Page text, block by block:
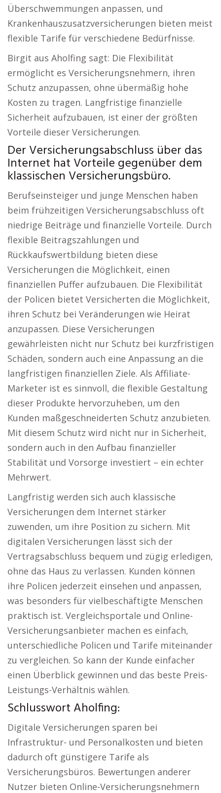
Überschwemmungen anpassen, und
Krankenhauszusatzversicherungen bieten meist
flexible Tarife für verschiedene Bedürfnisse.
Birgit aus Aholfing sagt: Die Flexibilität
ermöglicht es Versicherungsnehmern, ihren
Schutz anzupassen, ohne übermäßig hohe
Kosten zu tragen. Langfristige finanzielle
Sicherheit aufzubauen, ist einer der größten
Vorteile dieser Versicherungen.
Der Versicherungsabschluss über das
Internet hat Vorteile gegenüber dem
klassischen Versicherungsbüro.
Berufseinsteiger und junge Menschen haben
beim frühzeitigen Versicherungsabschluss oft
niedrige Beiträge und finanzielle Vorteile. Durch
flexible Beitragszahlungen und
Rückkaufswertbildung bieten diese
Versicherungen die Möglichkeit, einen
finanziellen Puffer aufzubauen. Die Flexibilität
der Policen bietet Versicherten die Möglichkeit,
ihren Schutz bei Veränderungen wie Heirat
anzupassen. Diese Versicherungen
gewährleisten nicht nur Schutz bei kurzfristigen
Schäden, sondern auch eine Anpassung an die
langfristigen finanziellen Ziele. Als Affiliate-
Marketer ist es sinnvoll, die flexible Gestaltung
dieser Produkte hervorzuheben, um den
Kunden maßgeschneiderten Schutz anzubieten.
Mit diesem Schutz wird nicht nur in Sicherheit,
sondern auch in den Aufbau finanzieller
Stabilität und Vorsorge investiert – ein echter
Mehrwert.
Langfristig werden sich auch klassische
Versicherungen dem Internet stärker
zuwenden, um ihre Position zu sichern. Mit
digitalen Versicherungen lässt sich der
Vertragsabschluss bequem und zügig erledigen,
ohne das Haus zu verlassen. Kunden können
ihre Policen jederzeit einsehen und anpassen,
was besonders für vielbeschäftigte Menschen
praktisch ist. Vergleichsportale und Online-
Versicherungsanbieter machen es einfach,
unterschiedliche Policen und Tarife miteinander
zu vergleichen. So kann der Kunde einfacher
einen Überblick gewinnen und das beste Preis-
Leistungs-Verhältnis wählen.
Schlusswort Aholfing:
Digitale Versicherungen sparen bei
Infrastruktur- und Personalkosten und bieten
dadurch oft günstigere Tarife als
Versicherungsbüros. Bewertungen anderer
Nutzer bieten Online-Versicherungsnehmern